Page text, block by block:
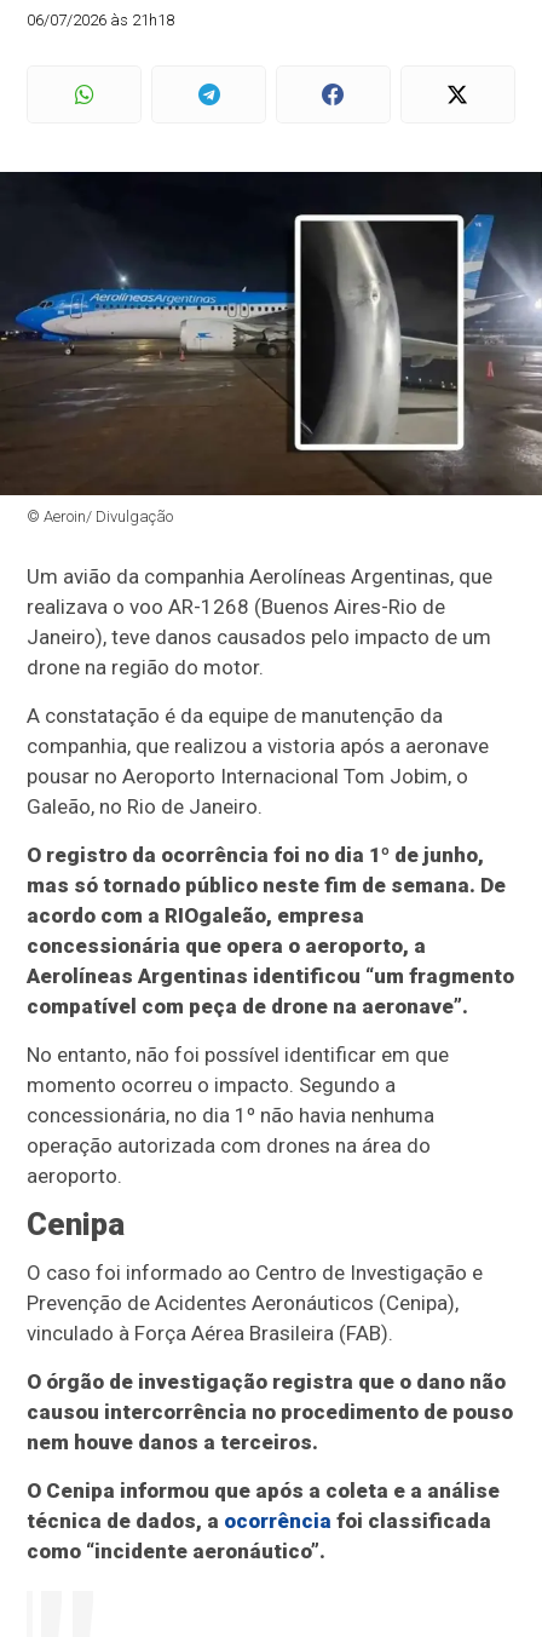
06/07/2026 às 21h18
© Aeroin/ Divulgação
Um avião da companhia Aerolíneas Argentinas, que
realizava o voo AR-1268 (Buenos Aires-Rio de
Janeiro), teve danos causados pelo impacto de um
drone na região do motor.
A constatação é da equipe de manutenção da
companhia, que realizou a vistoria após a aeronave
pousar no Aeroporto Internacional Tom Jobim, o
Galeão, no Rio de Janeiro.
O registro da ocorrência foi no dia 1º de junho,
mas só tornado público neste fim de semana. De
acordo com a RIOgaleão, empresa
concessionária que opera o aeroporto, a
Aerolíneas Argentinas identificou “um fragmento
compatível com peça de drone na aeronave”.
No entanto, não foi possível identificar em que
momento ocorreu o impacto. Segundo a
concessionária, no dia 1º não havia nenhuma
operação autorizada com drones na área do
aeroporto.
Cenipa
O caso foi informado ao Centro de Investigação e
Prevenção de Acidentes Aeronáuticos (Cenipa),
vinculado à Força Aérea Brasileira (FAB).
O órgão de investigação registra que o dano não
causou intercorrência no procedimento de pouso
nem houve danos a terceiros.
O Cenipa informou que após a coleta e a análise
técnica de dados, a ocorrência foi classificada
como “incidente aeronáutico”.